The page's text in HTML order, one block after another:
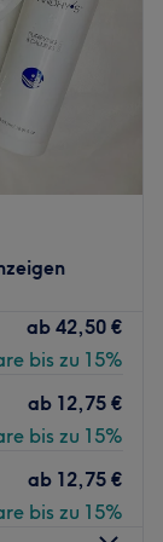
Nach einer
wählen.
einen
ab 42,50 €
bis zu 15%
ab 12,75 €
bis zu 15%
ab 12,75 €
bis zu 15%